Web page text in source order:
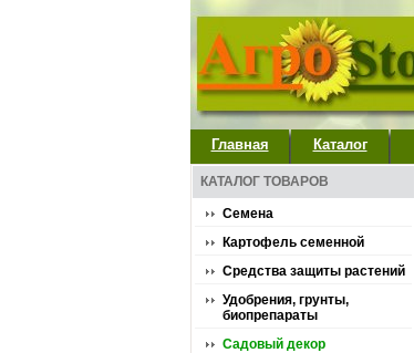
Главная Каталог
КАТАЛОГ ТОВАРОВ
Семена
Картофель семенной
Средства защиты растений
Удобрения, грунты,
биопрепараты
Садовый декор